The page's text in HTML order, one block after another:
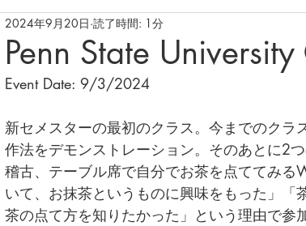
・フロリダ 支部行事・フィラデルフィア
発会式 市民茶会
Penn State
2024年9月20日 読了時間: 1分
Event Date: 9/3/2024
新セメスターの最初のクラス。今までのク
作法をデモンストレーション。そのあとに2
稽古、テーブル席で自分でお茶を点ててみ
いて、お抹茶というものに興味をもった」
茶の点て方を知りたかった」という理由で参